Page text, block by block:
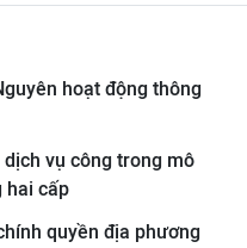
hoạt động thông
vụ công trong mô
hai cấp
quyền địa phương